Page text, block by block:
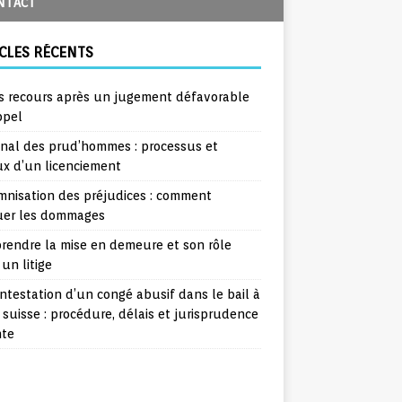
RÉCENTS
recours après un jugement défavorable
des prud’hommes : processus et
d’un licenciement
des préjudices : comment
les dommages
la mise en demeure et son rôle
un litige
d’un congé abusif dans le bail à
: procédure, délais et jurisprudence